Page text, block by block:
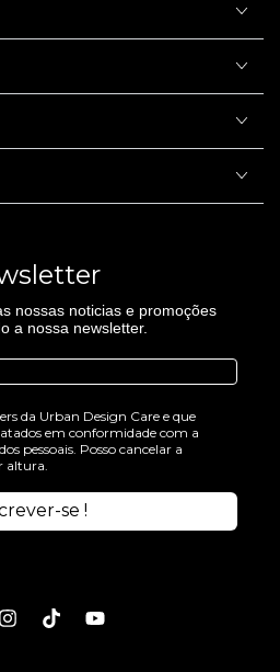
nossas noticias e promoções
a nossa newsletter.
da Urban Design Care e que
em conformidade com a
pessoais. Posso cancelar a
altura.
se !
InstagramTikTokYoutube